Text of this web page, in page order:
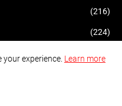
(216)
(224)
experience. Learn more